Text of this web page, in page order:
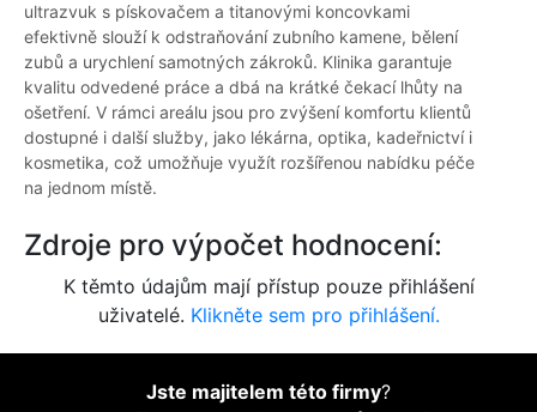
ultrazvuk s pískovačem a titanovými koncovkami
efektivně slouží k odstraňování zubního kamene, bělení
zubů a urychlení samotných zákroků. Klinika garantuje
kvalitu odvedené práce a dbá na krátké čekací lhůty na
ošetření. V rámci areálu jsou pro zvýšení komfortu klientů
dostupné i další služby, jako lékárna, optika, kadeřnictví i
kosmetika, což umožňuje využít rozšířenou nabídku péče
na jednom místě.
Zdroje pro výpočet hodnocení:
K těmto údajům mají přístup pouze přihlášení
uživatelé. Klikněte sem pro přihlášení.
Jste majitelem této firmy?